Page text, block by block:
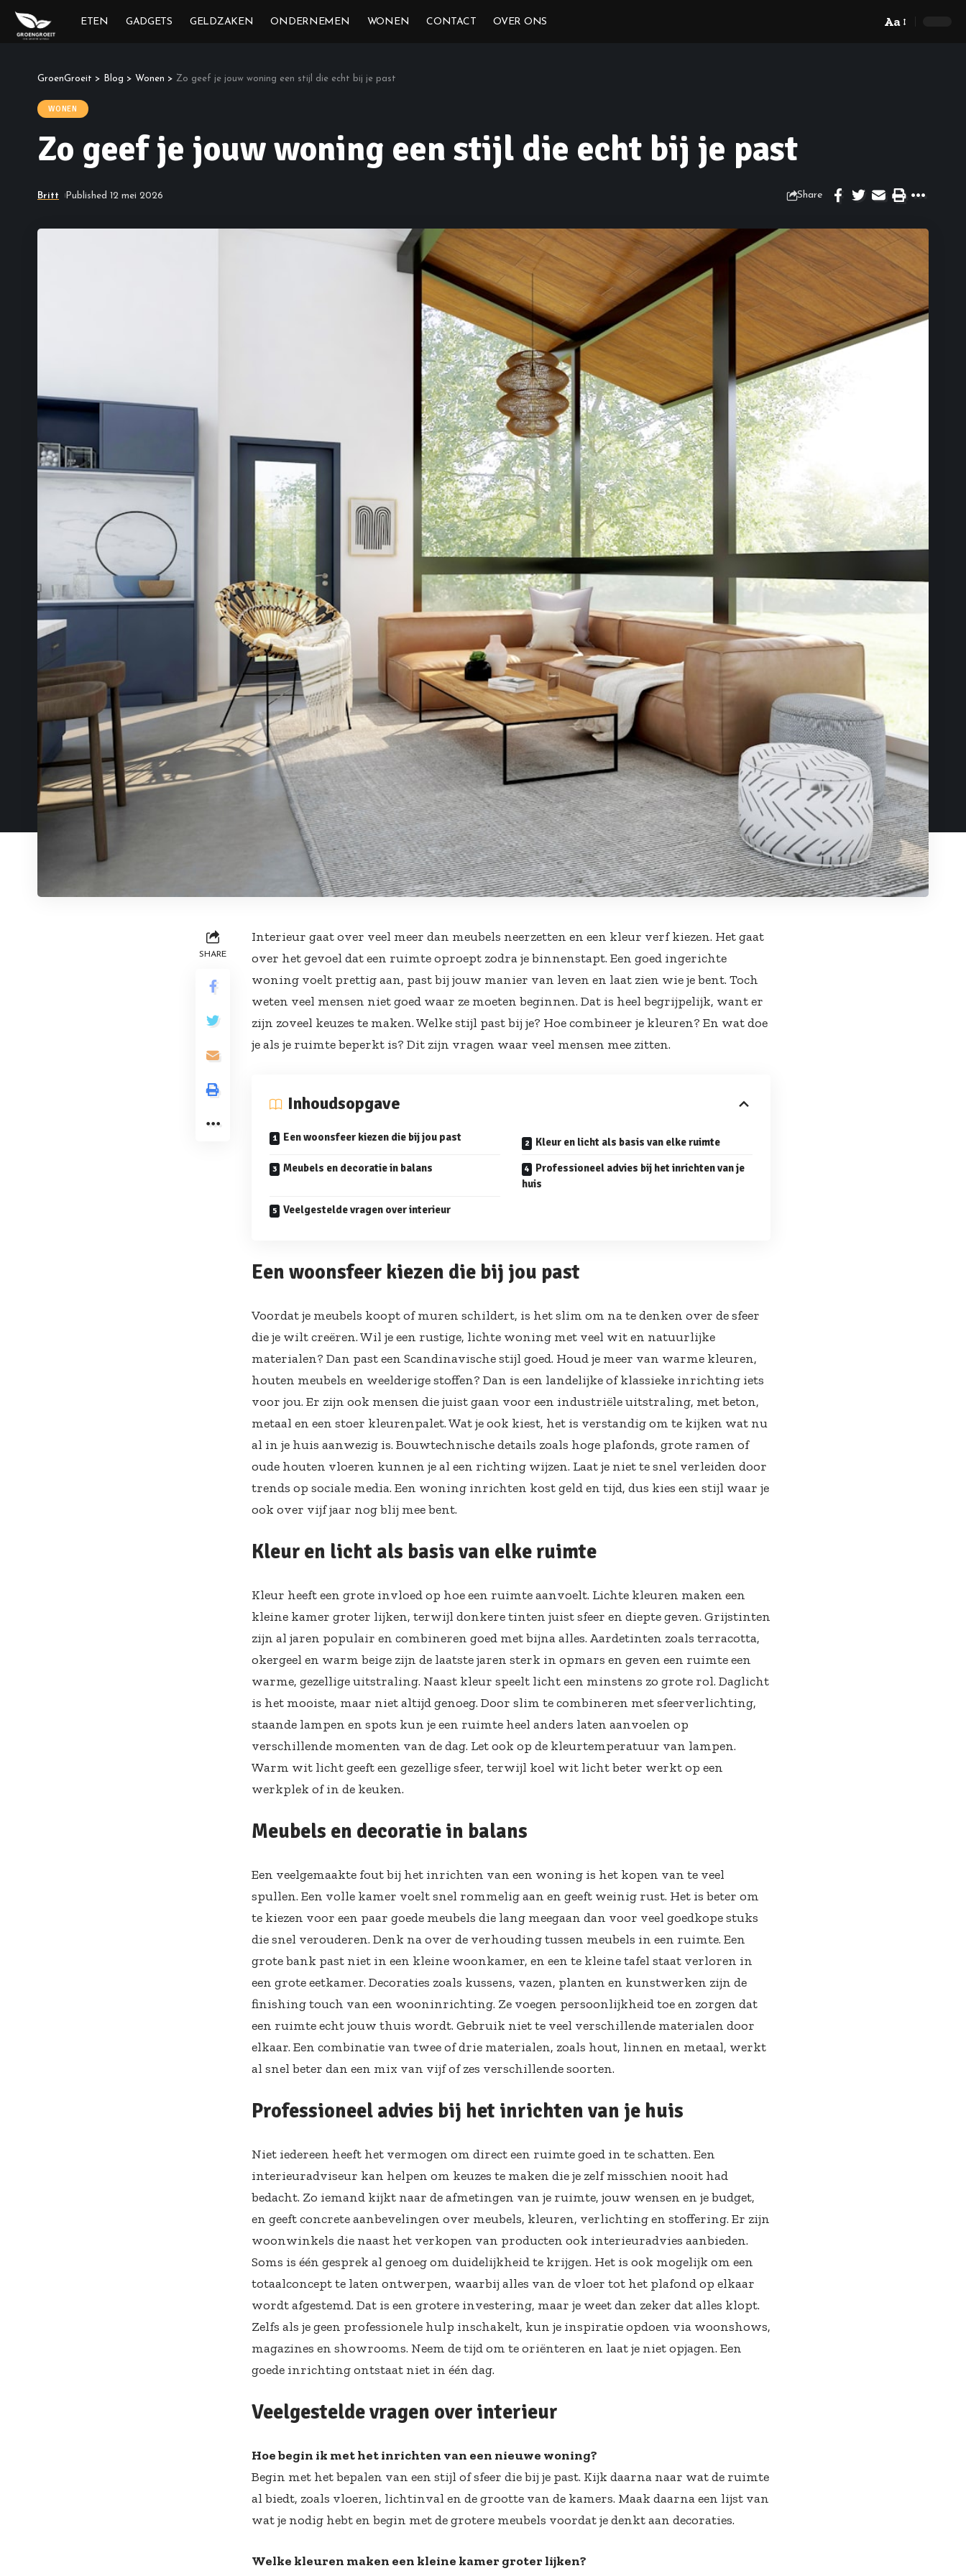
ETEN GADGETS GELDZAKEN ONDERNEMEN WONEN CONTACT OVER ONS Aa
GroenGroeit > Blog > Wonen > Zo geef je jouw woning een stijl die echt bij je past
WONEN
Zo geef je jouw woning een stijl die echt bij je past
Britt Published 12 mei 2026 Share
SHARE
Interieur gaat over veel meer dan meubels neerzetten en een kleur verf kiezen. Het gaat
over het gevoel dat een ruimte oproept zodra je binnenstapt. Een goed ingerichte
woning voelt prettig aan, past bij jouw manier van leven en laat zien wie je bent. Toch
weten veel mensen niet goed waar ze moeten beginnen. Dat is heel begrijpelijk, want er
zijn zoveel keuzes te maken. Welke stijl past bij je? Hoe combineer je kleuren? En wat doe
je als je ruimte beperkt is? Dit zijn vragen waar veel mensen mee zitten.
Inhoudsopgave
Een woonsfeer kiezen die bij jou past
Kleur en licht als basis van elke ruimte
Meubels en decoratie in balans
Professioneel advies bij het inrichten van je
huis
Veelgestelde vragen over interieur
Een woonsfeer kiezen die bij jou past
Voordat je meubels koopt of muren schildert, is het slim om na te denken over de sfeer
die je wilt creëren. Wil je een rustige, lichte woning met veel wit en natuurlijke
materialen? Dan past een Scandinavische stijl goed. Houd je meer van warme kleuren,
houten meubels en weelderige stoffen? Dan is een landelijke of klassieke inrichting iets
voor jou. Er zijn ook mensen die juist gaan voor een industriële uitstraling, met beton,
metaal en een stoer kleurenpalet. Wat je ook kiest, het is verstandig om te kijken wat nu
al in je huis aanwezig is. Bouwtechnische details zoals hoge plafonds, grote ramen of
oude houten vloeren kunnen je al een richting wijzen. Laat je niet te snel verleiden door
trends op sociale media. Een woning inrichten kost geld en tijd, dus kies een stijl waar je
ook over vijf jaar nog blij mee bent.
Kleur en licht als basis van elke ruimte
Kleur heeft een grote invloed op hoe een ruimte aanvoelt. Lichte kleuren maken een
kleine kamer groter lijken, terwijl donkere tinten juist sfeer en diepte geven. Grijstinten
zijn al jaren populair en combineren goed met bijna alles. Aardetinten zoals terracotta,
okergeel en warm beige zijn de laatste jaren sterk in opmars en geven een ruimte een
warme, gezellige uitstraling. Naast kleur speelt licht een minstens zo grote rol. Daglicht
is het mooiste, maar niet altijd genoeg. Door slim te combineren met sfeerverlichting,
staande lampen en spots kun je een ruimte heel anders laten aanvoelen op
verschillende momenten van de dag. Let ook op de kleurtemperatuur van lampen.
Warm wit licht geeft een gezellige sfeer, terwijl koel wit licht beter werkt op een
werkplek of in de keuken.
Meubels en decoratie in balans
Een veelgemaakte fout bij het inrichten van een woning is het kopen van te veel
spullen. Een volle kamer voelt snel rommelig aan en geeft weinig rust. Het is beter om
te kiezen voor een paar goede meubels die lang meegaan dan voor veel goedkope stuks
die snel verouderen. Denk na over de verhouding tussen meubels in een ruimte. Een
grote bank past niet in een kleine woonkamer, en een te kleine tafel staat verloren in
een grote eetkamer. Decoraties zoals kussens, vazen, planten en kunstwerken zijn de
finishing touch van een wooninrichting. Ze voegen persoonlijkheid toe en zorgen dat
een ruimte echt jouw thuis wordt. Gebruik niet te veel verschillende materialen door
elkaar. Een combinatie van twee of drie materialen, zoals hout, linnen en metaal, werkt
al snel beter dan een mix van vijf of zes verschillende soorten.
Professioneel advies bij het inrichten van je huis
Niet iedereen heeft het vermogen om direct een ruimte goed in te schatten. Een
interieuradviseur kan helpen om keuzes te maken die je zelf misschien nooit had
bedacht. Zo iemand kijkt naar de afmetingen van je ruimte, jouw wensen en je budget,
en geeft concrete aanbevelingen over meubels, kleuren, verlichting en stoffering. Er zijn
woonwinkels die naast het verkopen van producten ook interieuradvies aanbieden.
Soms is één gesprek al genoeg om duidelijkheid te krijgen. Het is ook mogelijk om een
totaalconcept te laten ontwerpen, waarbij alles van de vloer tot het plafond op elkaar
wordt afgestemd. Dat is een grotere investering, maar je weet dan zeker dat alles klopt.
Zelfs als je geen professionele hulp inschakelt, kun je inspiratie opdoen via woonshows,
magazines en showrooms. Neem de tijd om te oriënteren en laat je niet opjagen. Een
goede inrichting ontstaat niet in één dag.
Veelgestelde vragen over interieur
Hoe begin ik met het inrichten van een nieuwe woning?
Begin met het bepalen van een stijl of sfeer die bij je past. Kijk daarna naar wat de ruimte
al biedt, zoals vloeren, lichtinval en de grootte van de kamers. Maak daarna een lijst van
wat je nodig hebt en begin met de grotere meubels voordat je denkt aan decoraties.
Welke kleuren maken een kleine kamer groter lijken?